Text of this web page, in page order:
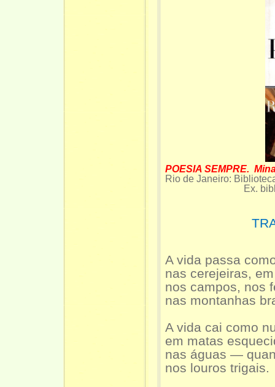
POESIA SEMPRE.
Rio de Janeiro:
Ex. biblioteca
A vida passa
nas cerejeiras,
nos campos, nos
nas montanhas
A vida cai como
em matas
nas águas —
nos louros trigais.